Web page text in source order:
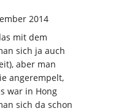
2014
mit dem
sich ja auch
aber man
angerempelt,
war in Hong
sich da schon